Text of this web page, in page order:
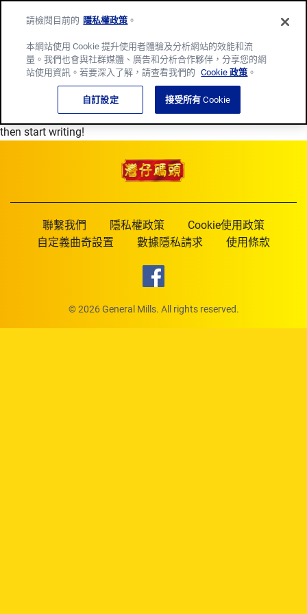
content
Hello world!
13 1 月, 2020by
wpengine
Welcome to WordPress. This is your first post. Edit or delete it,
then start writing!
聯繫我們 隱私權政策
Cookie使用政策
自定義曲奇設置
數據隱私請求 使用條款
© 2026 General Mills. All rights reserved.
請檢閱目前的 隱私權政策 。
本網站使用 Cookie 提升使用者體驗及分析網站的效能和流
量。我們也會與社群媒體、廣告和分析合作夥伴，分享您的網
站使用資訊。若要深入了解，請查看我們的
Cookie 政策 。
自訂設定 接受所有 Cookie